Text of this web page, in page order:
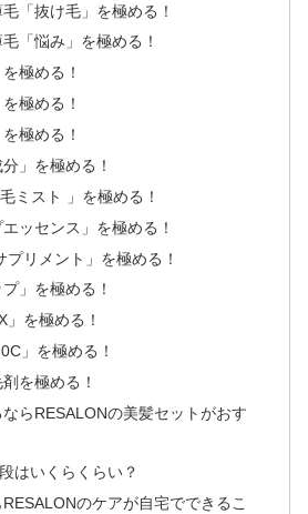
「抜け毛」を極める！
「悩み」を極める！
極める！
極める！
極める！
」を極める！
ミスト 」を極める！
ッセンス」を極める！
リメント」を極める！
」を極める！
」を極める！
」を極める！
を極める！
らRESALONの美髪セットがおす
はいくらくらい？
のケアが自宅でできるこ